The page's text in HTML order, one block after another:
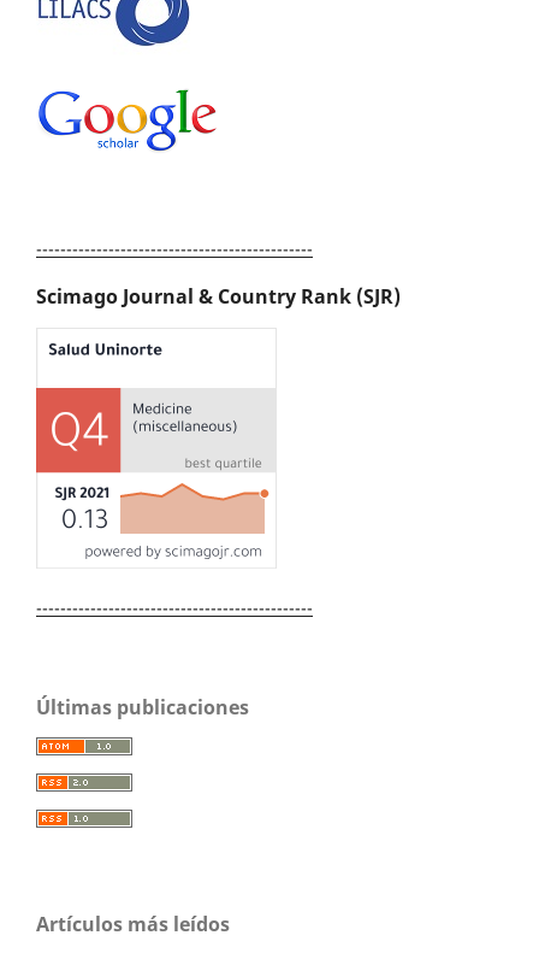
----------------------------------------------
Scimago Journal & Country Rank (SJR)
----------------------------------------------
Últimas publicaciones
Artículos más leídos